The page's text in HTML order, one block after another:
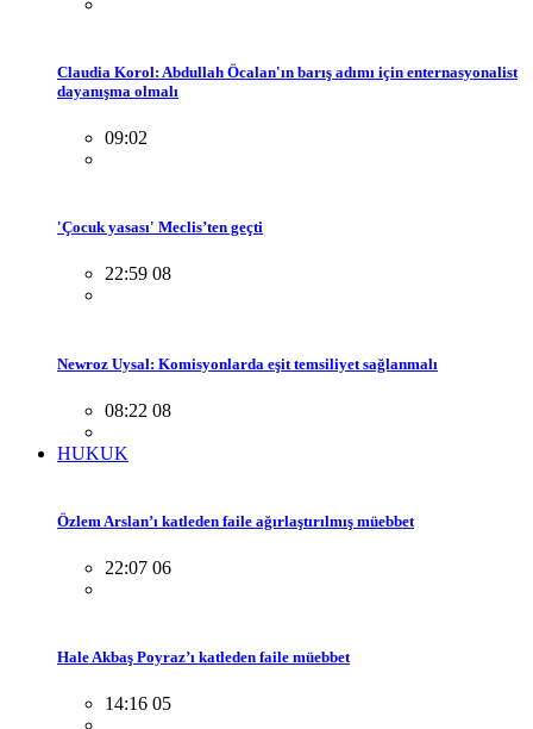
Claudia Korol: Abdullah Öcalan'ın barış adımı için enternasyonalist
dayanışma olmalı
09:02
'Çocuk yasası' Meclis’ten geçti
22:59 08
Newroz Uysal: Komisyonlarda eşit temsiliyet sağlanmalı
08:22 08
HUKUK
Özlem Arslan’ı katleden faile ağırlaştırılmış müebbet
22:07 06
Hale Akbaş Poyraz’ı katleden faile müebbet
14:16 05